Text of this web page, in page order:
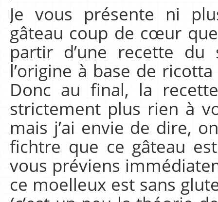
Je vous présente ni
gâteau coup de cœur
partir d’une recette
l’origine à base de
Donc au final, la
strictement plus rien à
mais j’ai envie de dire,
fichtre que ce gâteau
vous préviens
ce moelleux est sans